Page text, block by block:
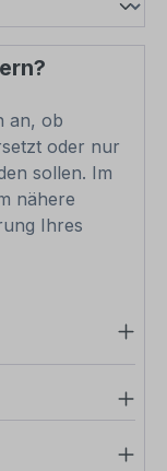
an, ob
oder nur
sollen. Im
nähere
Ihres